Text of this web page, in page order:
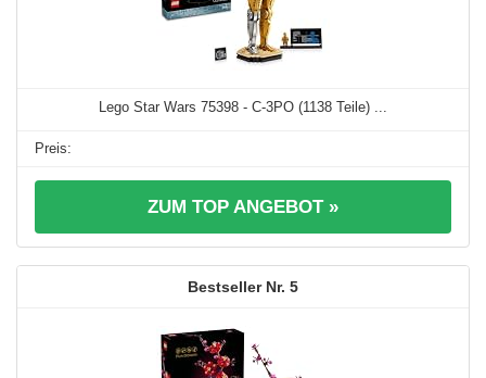
Lego Star Wars 75398 - C-3PO (1138 Teile) ...
ZUM TOP ANGEBOT »
5